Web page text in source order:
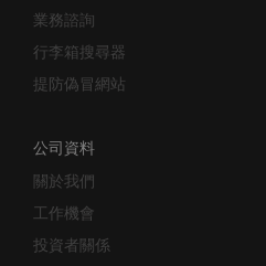
業務諮詢
行李箱搜尋器
提防偽冒網站
公司資料
關於我們
工作機會
投資者關係